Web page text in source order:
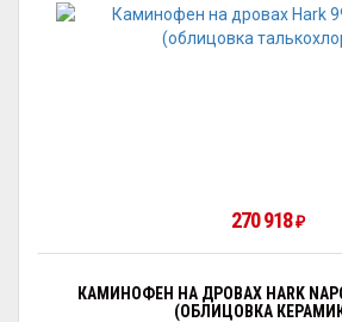
270 918₽
КАМИНОФЕН НА ДРОВАХ HARK
(ОБЛИЦОВКА